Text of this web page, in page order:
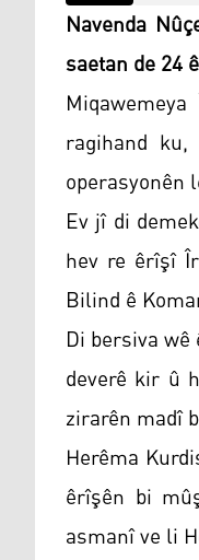
Navenda
saetan de 24
ragihand
operasyonên
Ev jî di
hev re êrîşî
Bilind ê
Di bersiva
deverê kir û
zirarên madî
Herêma
êrîşên bi
asmanî ve li